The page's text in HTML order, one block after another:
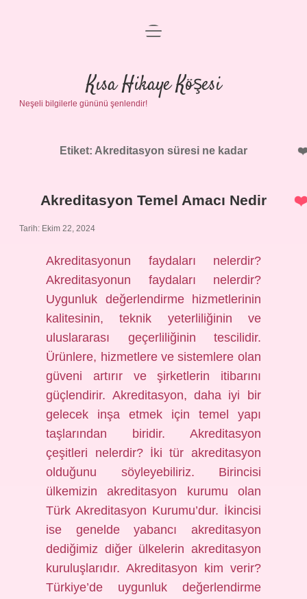
Anasayfa
Gizlilik Politikası
Yasal Uyarı
menüyü
Kısa Hikaye Köşesi
Neşeli bilgilerle gününü şenlendir!
Etiket: Akreditasyon süresi ne kadar
Akreditasyon Temel Amacı Nedir
Tarih: Ekim 22, 2024
Akreditasyonun faydaları nelerdir?
Akreditasyonun faydaları nelerdir?
Uygunluk değerlendirme hizmetlerinin
kalitesinin, teknik yeterliliğinin ve
uluslararası geçerliliğinin tescilidir.
Ürünlere, hizmetlere ve sistemlere olan
güveni artırır ve şirketlerin itibarını
güçlendirir. Akreditasyon, daha iyi bir
gelecek inşa etmek için temel yapı
taşlarından biridir. Akreditasyon
çeşitleri nelerdir? İki tür akreditasyon
olduğunu söyleyebiliriz. Birincisi
ülkemizin akreditasyon kurumu olan
Türk Akreditasyon Kurumu’dur. İkincisi
ise genelde yabancı akreditasyon
dediğimiz diğer ülkelerin akreditasyon
kuruluşlarıdır. Akreditasyon kim verir?
Türkiye’de uygunluk değerlendirme